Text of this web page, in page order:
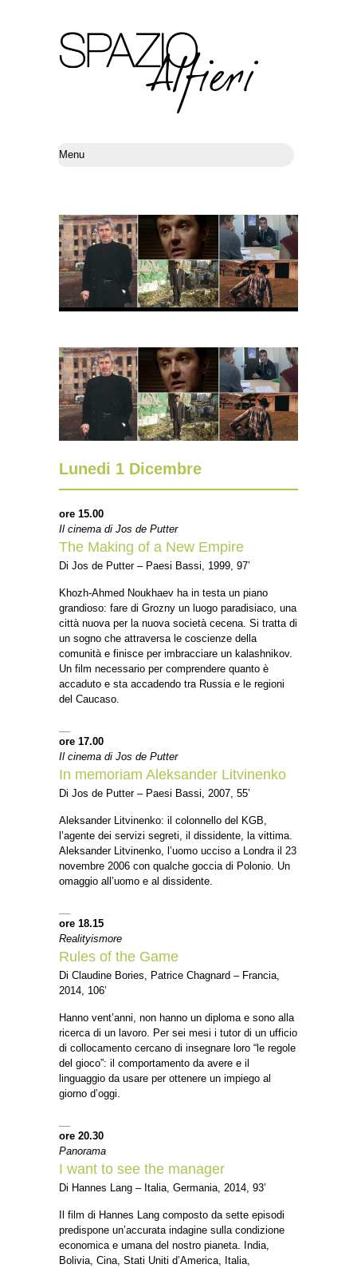
Lunedi 1 Dicembre
ore 15.00
Il cinema di Jos de Putter
The Making of a New Empire
Di Jos de Putter – Paesi Bassi, 1999, 97’
Khozh-Ahmed Noukhaev ha in testa un piano
grandioso: fare di Grozny un luogo paradisiaco, una
città nuova per la nuova società cecena. Si tratta di
un sogno che attraversa le coscienze della
comunità e finisce per imbracciare un kalashnikov.
Un film necessario per comprendere quanto è
accaduto e sta accadendo tra Russia e le regioni
del Caucaso.
ore 17.00
Il cinema di Jos de Putter
In memoriam Aleksander Litvinenko
Di Jos de Putter – Paesi Bassi, 2007, 55’
Aleksander Litvinenko: il colonnello del KGB,
l’agente dei servizi segreti, il dissidente, la vittima.
Aleksander Litvinenko, l’uomo ucciso a Londra il 23
novembre 2006 con qualche goccia di Polonio. Un
omaggio all’uomo e al dissidente.
ore 18.15
Realityismore
Rules of the Game
Di Claudine Bories, Patrice Chagnard – Francia,
2014, 106’
Hanno vent’anni, non hanno un diploma e sono alla
ricerca di un lavoro. Per sei mesi i tutor di un ufficio
di collocamento cercano di insegnare loro “le regole
del gioco”: il comportamento da avere e il
linguaggio da usare per ottenere un impiego al
giorno d’oggi.
ore 20.30
Panorama
I want to see the manager
Di Hannes Lang – Italia, Germania, 2014, 93’
Il film di Hannes Lang composto da sette episodi
predispone un’accurata indagine sulla condizione
economica e umana del nostro pianeta. India,
Bolivia, Cina, Stati Uniti d’America, Italia,